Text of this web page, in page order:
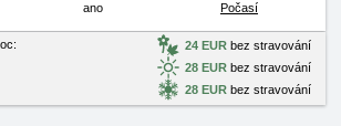
ano Počasí
24 EUR bez stravování
28 EUR bez stravování
28 EUR bez stravování